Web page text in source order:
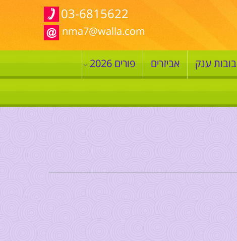
03-6815622
nma7@walla.com
בובות ענק אביזרים פורים 2026